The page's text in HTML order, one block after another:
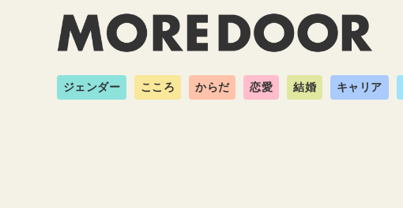
ジェンダー こころ からだ 恋愛 結婚 キャリア